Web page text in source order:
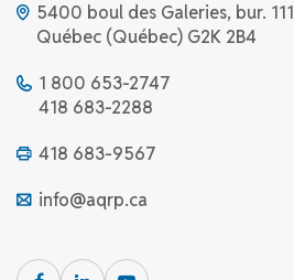
5400 boul des Galeries, bur. 111
Québec (Québec) G2K 2B4
1 800 653-2747
418 683-2288
418 683-9567
info@aqrp.ca